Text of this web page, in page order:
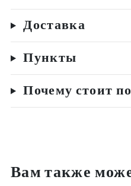
Доставка
Пункты
Почему стоит
Вам также